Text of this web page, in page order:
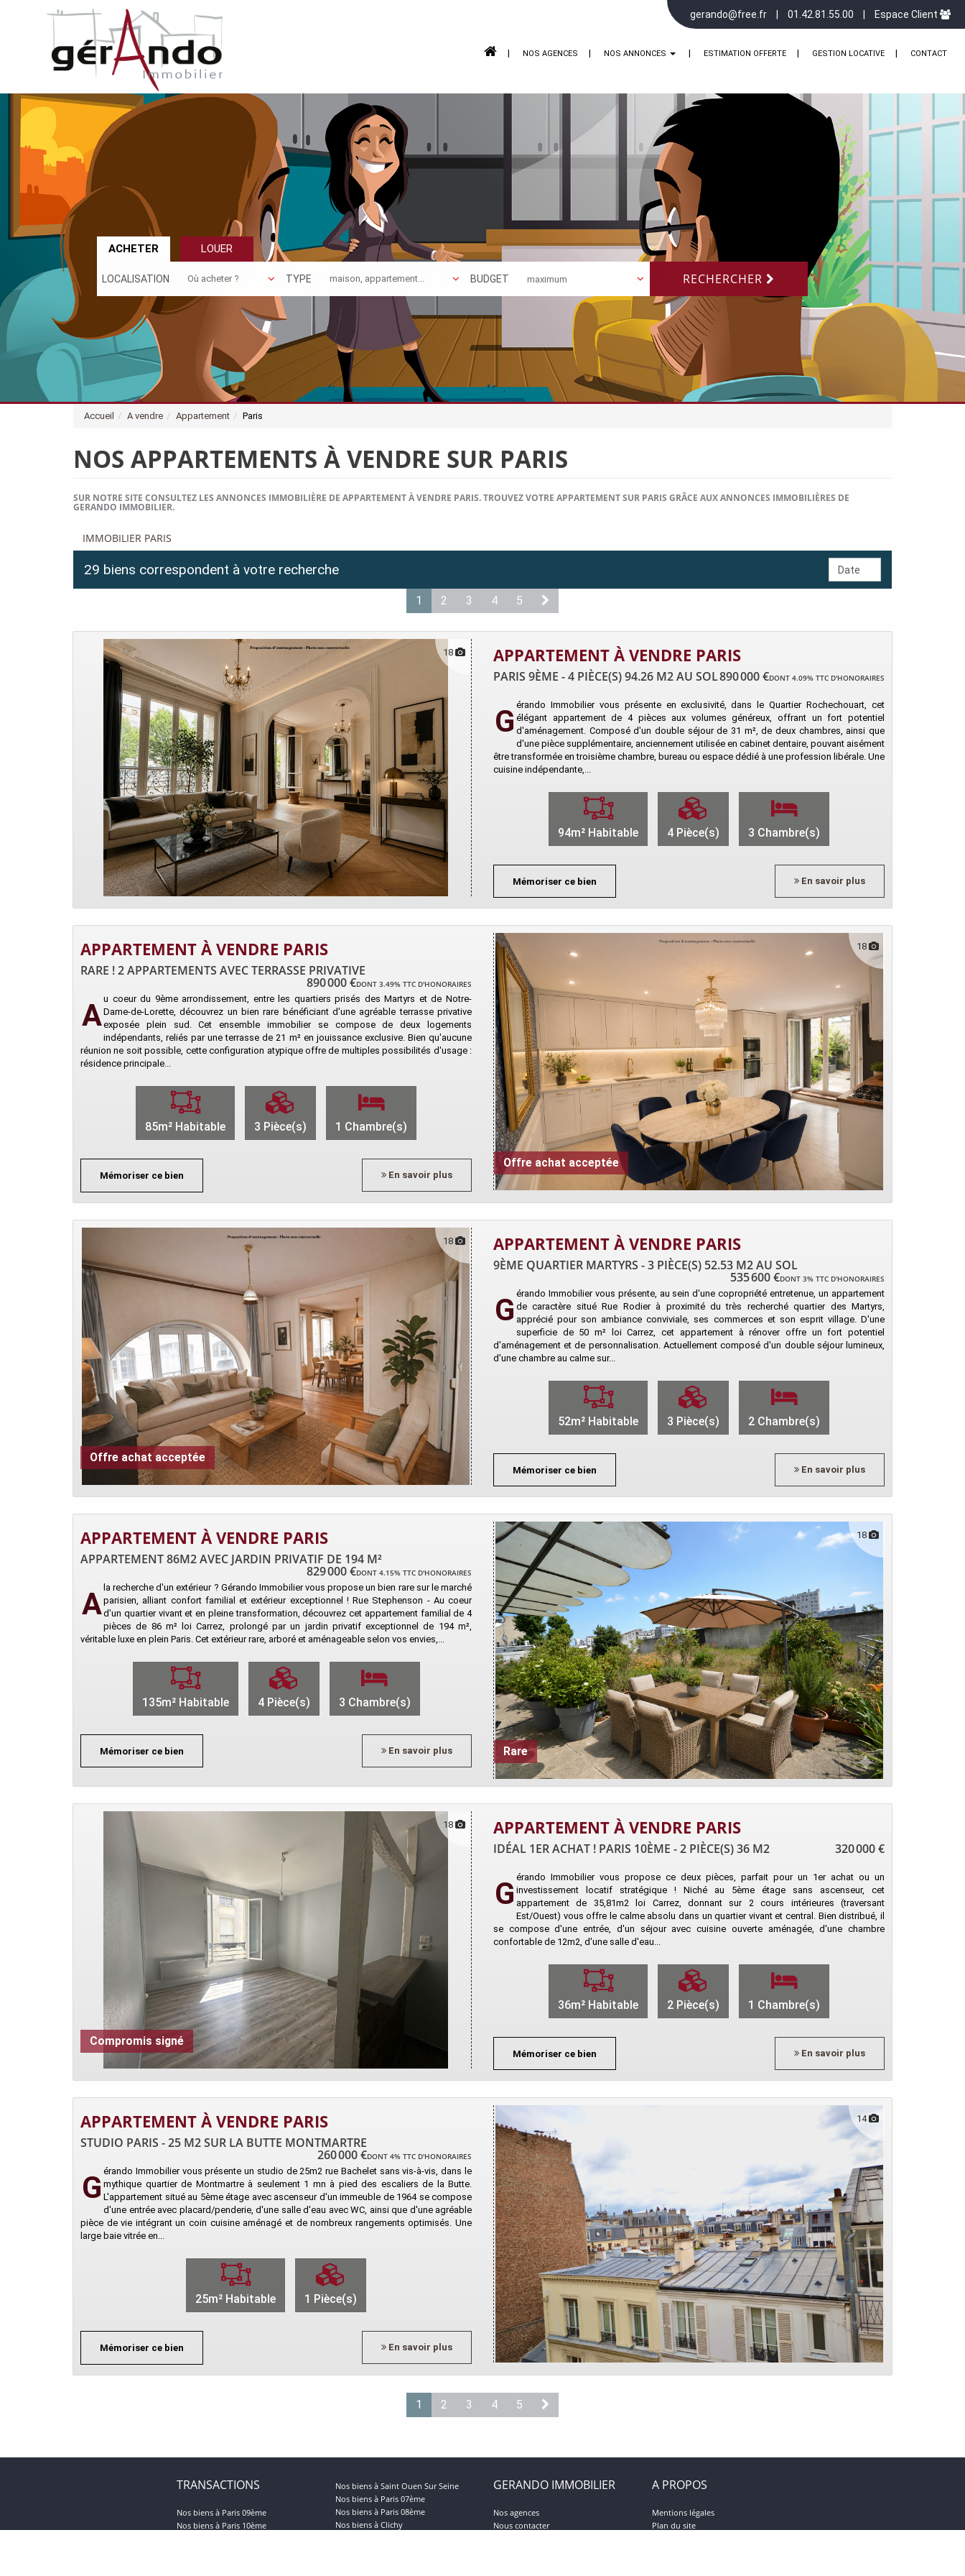
gerando@free.fr 01.42.81.55.00 Espace Client
NOS AGENCES NOS ANNONCES ESTIMATION OFFERTE GESTION LOCATIVE CONTACT
ACHETER LOUER
LOCALISATION TYPE BUDGET RECHERCHER
Accueil A vendre Appartement Paris
NOS APPARTEMENTS À VENDRE SUR PARIS
SUR NOTRE SITE CONSULTEZ LES ANNONCES IMMOBILIÈRE DE APPARTEMENT À VENDRE PARIS. TROUVEZ VOTRE APPARTEMENT SUR PARIS GRÂCE AUX ANNONCES IMMOBILIÈRES DE
GERANDO IMMOBILIER.
IMMOBILIER PARIS
29 biens correspondent à votre recherche
1 2 3 4 5
18 APPARTEMENT À VENDRE PARIS
PARIS 9ÈME - 4 PIÈCE(S) 94.26 M2 AU SOL890 000 €DONT 4.09% TTC D'HONORAIRES
G érando Immobilier vous présente en exclusivité, dans le Quartier Rochechouart, cet
élégant appartement de 4 pièces aux volumes généreux, offrant un fort potentiel
d'aménagement. Composé d'un double séjour de 31 m², de deux chambres, ainsi que
d'une pièce supplémentaire, anciennement utilisée en cabinet dentaire, pouvant aisément
être transformée en troisième chambre, bureau ou espace dédié à une profession libérale. Une
cuisine indépendante,...
94m² Habitable 4 Pièce(s) 3 Chambre(s)
Mémoriser ce bien En savoir plus
18
Offre achat acceptée
APPARTEMENT À VENDRE PARIS
RARE ! 2 APPARTEMENTS AVEC TERRASSE PRIVATIVE
890 000 €DONT 3.49% TTC D'HONORAIRES
Au coeur du 9ème arrondissement, entre les quartiers prisés des Martyrs et de Notre-
Dame-de-Lorette, découvrez un bien rare bénéficiant d'une agréable terrasse privative
exposée plein sud. Cet ensemble immobilier se compose de deux logements
indépendants, reliés par une terrasse de 21 m² en jouissance exclusive. Bien qu'aucune
réunion ne soit possible, cette configuration atypique offre de multiples possibilités d'usage :
résidence principale...
85m² Habitable 3 Pièce(s) 1 Chambre(s)
Mémoriser ce bien En savoir plus
18
Offre achat acceptée
APPARTEMENT À VENDRE PARIS
9ÈME QUARTIER MARTYRS - 3 PIÈCE(S) 52.53 M2 AU SOL
535 600 €DONT 3% TTC D'HONORAIRES
G érando Immobilier vous présente, au sein d'une copropriété entretenue, un appartement
de caractère situé Rue Rodier à proximité du très recherché quartier des Martyrs,
apprécié pour son ambiance conviviale, ses commerces et son esprit village. D'une
superficie de 50 m² loi Carrez, cet appartement à rénover offre un fort potentiel
d'aménagement et de personnalisation. Actuellement composé d'un double séjour lumineux,
d'une chambre au calme sur...
52m² Habitable 3 Pièce(s) 2 Chambre(s)
Mémoriser ce bien En savoir plus
18
Rare
APPARTEMENT À VENDRE PARIS
APPARTEMENT 86M2 AVEC JARDIN PRIVATIF DE 194 M²
829 000 €DONT 4.15% TTC D'HONORAIRES
A la recherche d'un extérieur ? Gérando Immobilier vous propose un bien rare sur le marché
parisien, alliant confort familial et extérieur exceptionnel ! Rue Stephenson - Au coeur
d'un quartier vivant et en pleine transformation, découvrez cet appartement familial de 4
pièces de 86 m² loi Carrez, prolongé par un jardin privatif exceptionnel de 194 m²,
véritable luxe en plein Paris. Cet extérieur rare, arboré et aménageable selon vos envies,...
135m² Habitable 4 Pièce(s) 3 Chambre(s)
Mémoriser ce bien En savoir plus
18
Compromis signé
APPARTEMENT À VENDRE PARIS
IDÉAL 1ER ACHAT ! PARIS 10ÈME - 2 PIÈCE(S) 36 M2 320 000 €
G érando Immobilier vous propose ce deux pièces, parfait pour un 1er achat ou un
investissement locatif stratégique ! Niché au 5ème étage sans ascenseur, cet
appartement de 35,81m2 loi Carrez, donnant sur 2 cours intérieures (traversant
Est/Ouest) vous offre le calme absolu dans un quartier vivant et central. Bien distribué, il
se compose d'une entrée, d'un séjour avec cuisine ouverte aménagée, d'une chambre
confortable de 12m2, d'une salle d'eau...
36m² Habitable 2 Pièce(s) 1 Chambre(s)
Mémoriser ce bien En savoir plus
14
APPARTEMENT À VENDRE PARIS
STUDIO PARIS - 25 M2 SUR LA BUTTE MONTMARTRE
260 000 €DONT 4% TTC D'HONORAIRES
G érando Immobilier vous présente un studio de 25m2 rue Bachelet sans vis-à-vis, dans le
mythique quartier de Montmartre à seulement 1 mn à pied des escaliers de la Butte.
L'appartement situé au 5ème étage avec ascenseur d'un immeuble de 1964 se compose
d'une entrée avec placard/penderie, d'une salle d'eau avec WC, ainsi que d'une agréable
pièce de vie intégrant un coin cuisine aménagé et de nombreux rangements optimisés. Une
large baie vitrée en...
25m² Habitable 1 Pièce(s)
Mémoriser ce bien En savoir plus
1 2 3 4 5
TRANSACTIONS
Nos biens à Paris 09ème
Nos biens à Paris 10ème
Nos biens à Saint Ouen Sur Seine
Nos biens à Paris 07ème
Nos biens à Paris 08ème
Nos biens à Clichy
GERANDO IMMOBILIER
Nos agences
Nous contacter
A PROPOS
Mentions légales
Plan du site